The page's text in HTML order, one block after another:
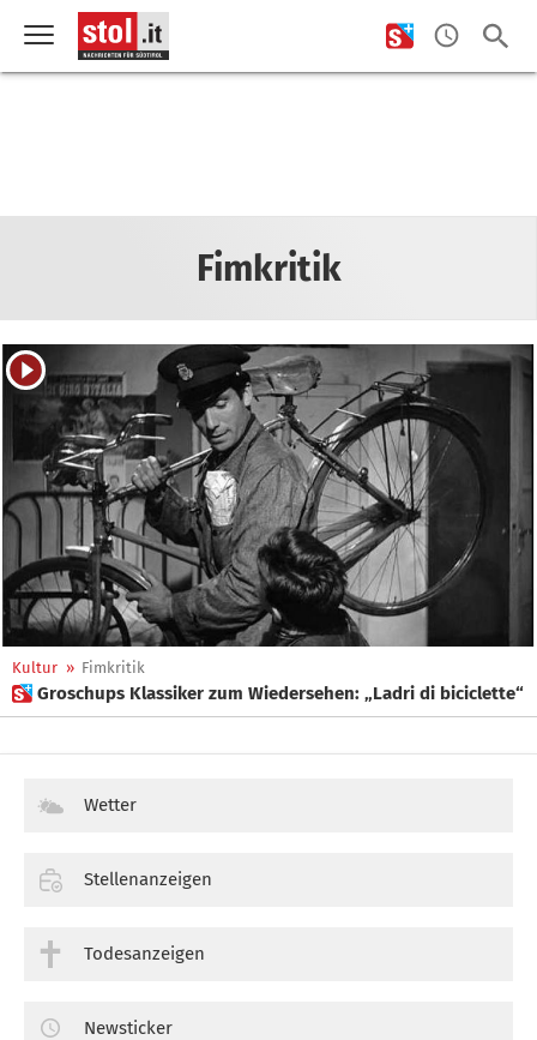
Fimkritik
Kultur » Fimkritik
 Groschups Klassiker zum Wiedersehen: „Ladri di biciclette“
Wetter
Stellenanzeigen
Todesanzeigen
Newsticker